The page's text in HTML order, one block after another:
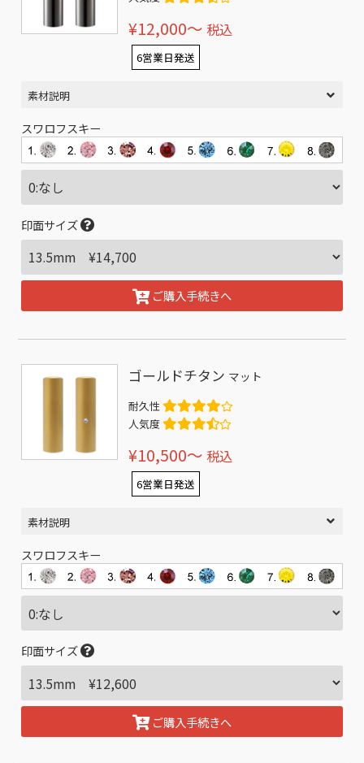
¥12,000〜 税込
6営業日発送
素材説明
スワロフスキー
印面サイズ
ご購入手続きへ
ゴールドチタン マット
耐久性
人気度
¥10,500〜 税込
6営業日発送
素材説明
スワロフスキー
印面サイズ
ご購入手続きへ